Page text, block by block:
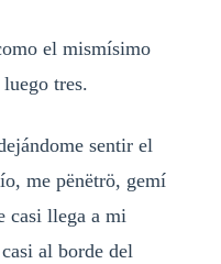
el mismísimo
tres.
sentir el
me pënëtrö, gemí
casi llega a mi
al borde del